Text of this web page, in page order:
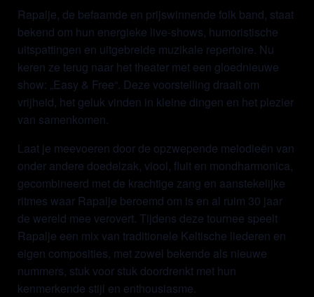
Rapalje, de befaamde en prijswinnende folk band, staat
bekend om hun energieke live-shows, humoristische
uitspattingen en uitgebreide muzikale repertoire. Nu
keren ze terug naar het theater met een gloednieuwe
show: „Easy & Free“. Deze voorstelling draait om
vrijheid, het geluk vinden in kleine dingen en het plezier
van samenkomen.
Laat je meevoeren door de opzwepende melodieën van
onder andere doedelzak, viool, fluit en mondharmonica,
gecombineerd met de krachtige zang en aanstekelijke
ritmes waar Rapalje beroemd om is en al ruim 30 jaar
de wereld mee verovert. Tijdens deze tournee speelt
Rapalje een mix van traditionele Keltische liederen en
eigen composities, met zowel bekende als nieuwe
nummers, stuk voor stuk doordrenkt met hun
kenmerkende stijl en enthousiasme.